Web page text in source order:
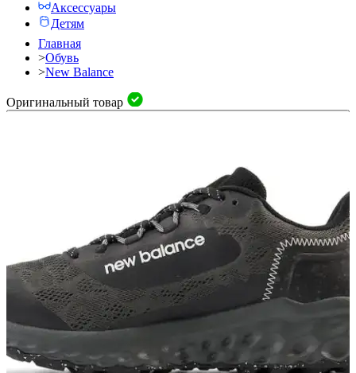
Аксессуары
Детям
Главная
>Обувь
>New Balance
Оригинальный товар